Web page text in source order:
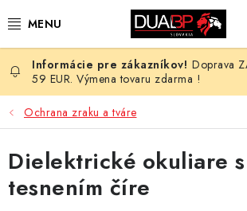
na
NOVÉ
PRACOVNÉ ODEVY
OBUV
HOTEL A SLUŽBY
Doprava
59 EUR. Výmena tovaru zdarma !
Ochrana zraku a tváre
Dielektrické okuliare
tesnením číre